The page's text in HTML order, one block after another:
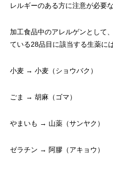
レルギーのある方に注意が必要
加工食品中のアレルゲンとして
ている28品目に該当する生薬に
小麦 → 小麦（ショウバク）
ごま → 胡麻（ゴマ）
やまいも → 山薬（サンヤク）
ゼラチン → 阿膠（アキョウ）